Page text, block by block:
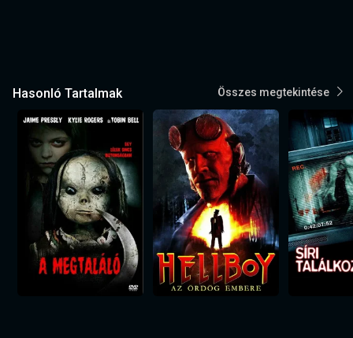
Hasonló Tartalmak Összes megtekintése